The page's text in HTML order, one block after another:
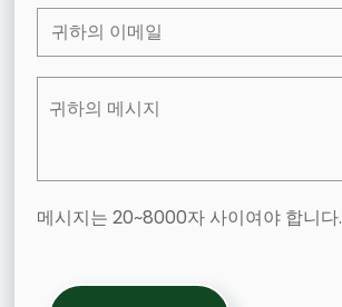
메시지는 20~8000자 사이여야 합니다.